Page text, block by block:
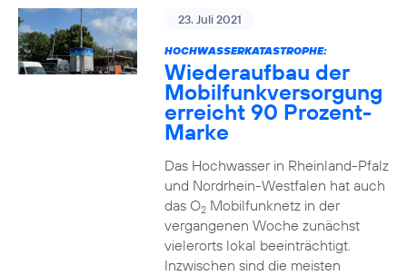
23. Juli 2021
HOCHWASSERKATASTROPHE:
Wiederaufbau der
Mobilfunkversorgung
erreicht 90 Prozent-
Marke
Das Hochwasser in Rheinland-Pfalz
und Nordrhein-Westfalen hat auch
das O2Mobilfunknetz in der
vergangenen Woche zunächst
vielerorts lokal beeinträchtigt.
Inzwischen sind die meisten